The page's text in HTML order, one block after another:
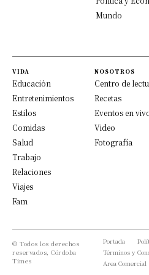
Mundo
VIDA
Educación
Entretenimientos
Estilos
Comidas
Salud
Trabajo
Relaciones
Viajes
Fam
NOSOTROS
Centro de
Recetas
Eventos en
Video
Fotografía
© Todos los derechos
reservados, Córdoba
Times
Portada
Términos y
Area Comercial